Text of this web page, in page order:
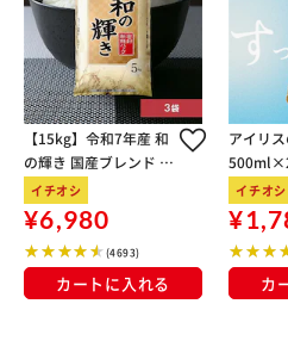
【15kg】令和7年産 和
の輝き 国産ブレンド 5
kg×3袋
イチオシ
¥6,980
(4693)
カートに入れる
アイリ
100％使用
イチオシ
カ